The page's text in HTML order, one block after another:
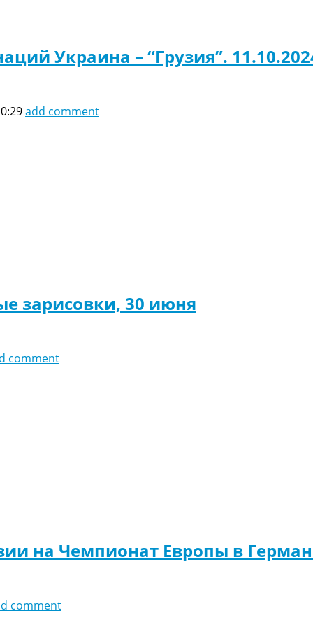
Украина – “Грузия”.
add comment
зарисовки, 30 июня
comment
на Чемпионат Европы в
comment